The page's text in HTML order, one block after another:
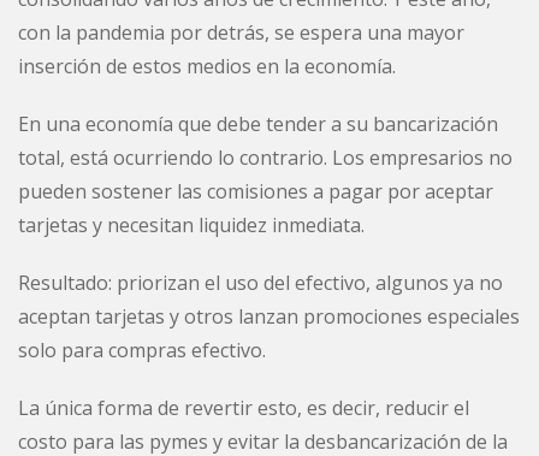
con la pandemia por detrás, se espera una mayor
inserción de estos medios en la economía.
En una economía que debe tender a su bancarización
total, está ocurriendo lo contrario. Los empresarios no
pueden sostener las comisiones a pagar por aceptar
tarjetas y necesitan liquidez inmediata.
Resultado: priorizan el uso del efectivo, algunos ya no
aceptan tarjetas y otros lanzan promociones especiales
solo para compras efectivo.
La única forma de revertir esto, es decir, reducir el
costo para las pymes y evitar la desbancarización de la